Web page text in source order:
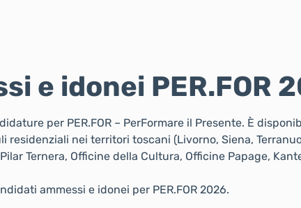
e idonei PER.FOR
per PER.FOR – PerFormare il Presente. È
residenziali nei territori toscani (Livorno, Siena,
Ternera, Officine della Cultura, Officine Papage,
ammessi e idonei per PER.FOR 2026.